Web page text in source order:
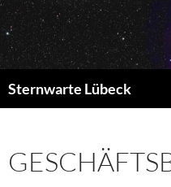
Zum
Inhalt
springen
Sternwarte Lübeck